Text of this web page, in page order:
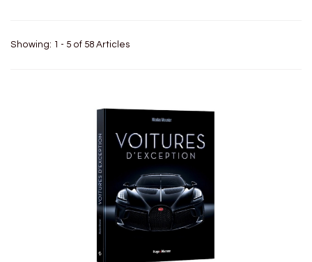
Showing: 1 - 5 of 58 Articles